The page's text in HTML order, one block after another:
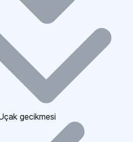
gecikmesi